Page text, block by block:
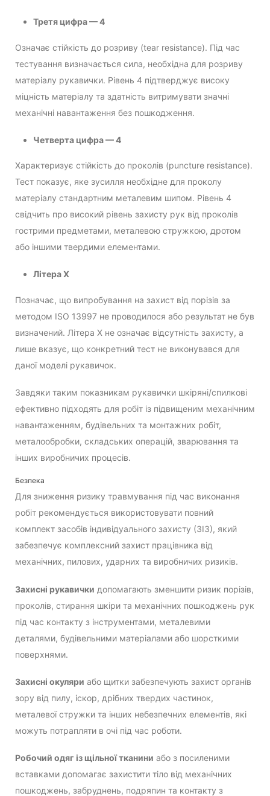
Третя цифра — 4
Означає стійкість до розриву (tear resistance). Під час
тестування визначається сила, необхідна для розриву
матеріалу рукавички. Рівень 4 підтверджує високу
міцність матеріалу та здатність витримувати значні
механічні навантаження без пошкодження.
Четверта цифра — 4
Характеризує стійкість до проколів (puncture resistance).
Тест показує, яке зусилля необхідне для проколу
матеріалу стандартним металевим шипом. Рівень 4
свідчить про високий рівень захисту рук від проколів
гострими предметами, металевою стружкою, дротом
або іншими твердими елементами.
Літера X
Позначає, що випробування на захист від порізів за
методом ISO 13997 не проводилося або результат не був
визначений. Літера X не означає відсутність захисту, а
лише вказує, що конкретний тест не виконувався для
даної моделі рукавичок.
Завдяки таким показникам рукавички шкіряні/спилкові
ефективно підходять для робіт із підвищеним механічним
навантаженням, будівельних та монтажних робіт,
металообробки, складських операцій, зварювання та
інших виробничих процесів.
Безпека
Для зниження ризику травмування під час виконання
робіт рекомендується використовувати повний
комплект засобів індивідуального захисту (ЗІЗ), який
забезпечує комплексний захист працівника від
механічних, пилових, ударних та виробничих ризиків.
Захисні рукавички допомагають зменшити ризик порізів,
проколів, стирання шкіри та механічних пошкоджень рук
під час контакту з інструментами, металевими
деталями, будівельними матеріалами або шорсткими
поверхнями.
Захисні окуляри або щитки забезпечують захист органів
зору від пилу, іскор, дрібних твердих частинок,
металевої стружки та інших небезпечних елементів, які
можуть потрапляти в очі під час роботи.
Робочий одяг із щільної тканини або з посиленими
вставками допомагає захистити тіло від механічних
пошкоджень, забруднень, подряпин та контакту з